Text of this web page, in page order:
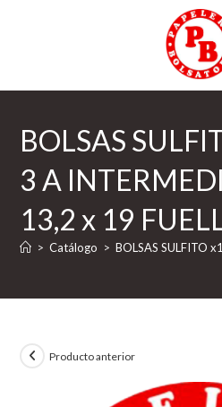
BOLSAS
3 A
13,2 x 19
> Catálogo > BOLSAS SULFITO
Producto anterior